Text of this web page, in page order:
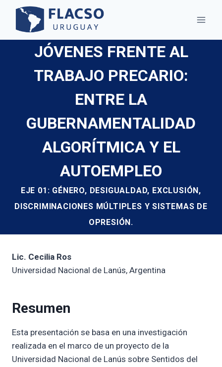
Saltar
contenido
JÓVENES FRENTE AL
TRABAJO PRECARIO:
ENTRE LA
GUBERNAMENTALIDAD
ALGORÍTMICA Y EL
AUTOEMPLEO
EJE 01: GÉNERO, DESIGUALDAD, EXCLUSIÓN,
DISCRIMINACIONES MÚLTIPLES Y SISTEMAS DE
OPRESIÓN.
Lic. Cecilia Ros
Universidad Nacional de Lanús, Argentina
Resumen
Esta presentación se basa en una investigación
realizada en el marco de un proyecto de la
Universidad Nacional de Lanús sobre Sentidos del